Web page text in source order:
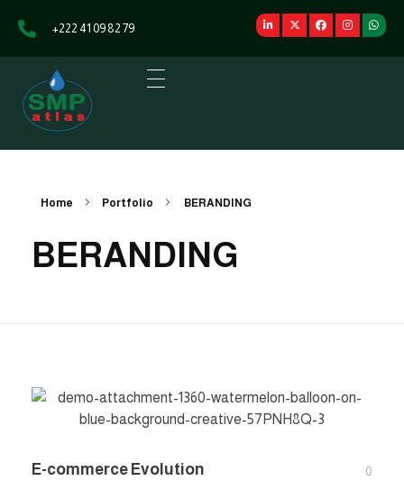
+222 41 09 82 79
SMP Atlas
Home Portfolio BERANDING
BERANDING
E-commerce Evolution
0